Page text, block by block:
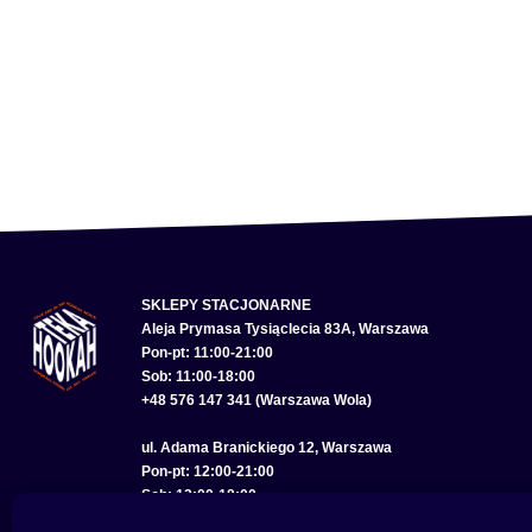
SKLEPY STACJONARNE
Aleja Prymasa Tysiąclecia 83A, Warszawa
Pon-pt: 11:00-21:00
Sob: 11:00-18:00
+48 576 147 341 (Warszawa Wola)
ul. Adama Branickiego 12, Warszawa
Pon-pt: 12:00-21:00
Sob: 12:00-18:00